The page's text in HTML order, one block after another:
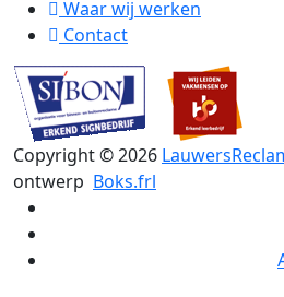
Waar wij werken
Contact
Copyright ©2026
ontwerp Boks.frl